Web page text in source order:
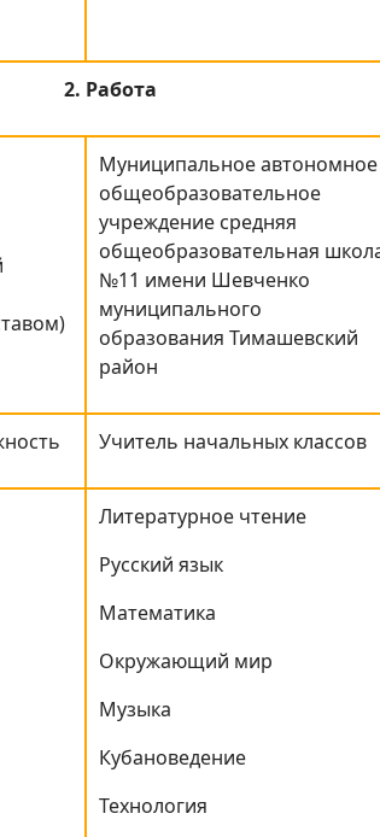
2. Работа
Муниципальное автономное
общеобразовательное
учреждение средняя
общеобразовательная
№11 имени Шевченко
муниципального
образования Тимашевский
район
Учитель начальных классов
Литературное чтение
Русский язык
Математика
Окружающий мир
Музыка
Кубановедение
Технология